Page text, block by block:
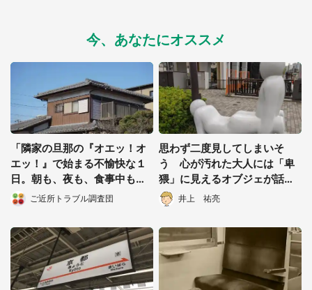
今、あなたにオススメ
「隣家の旦那の『オエッ！オ
エッ！』で始まる不愉快な１
日。朝も、夜も、食事中も、
吐くような音が鳴り響い
て...」（都道府県・年齢性別
不詳）
ご近所トラブル調査団
思わず二度見してしまいそ
う 心が汚れた大人には「卑
猥」に見えるオブジェが話題
に
井上 祐亮